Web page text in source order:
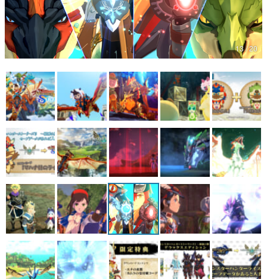
カテゴリ
特集記事
マンガ
女性向け
アプリレビュー
その他
電ファミニコゲーマーとは？
運営：株式会社マレ
13 / 20